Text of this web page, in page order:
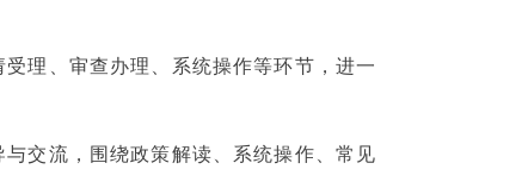
理、审查办理、系统操作等环节，进一
交流，围绕政策解读、系统操作、常见